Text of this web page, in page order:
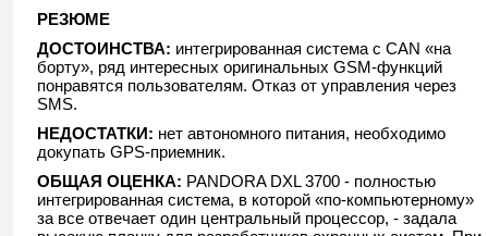
РЕЗЮМЕ
ДОСТОИНСТВА: интегрированная система с CAN «на
борту», ряд интересных оригинальных GSM-функций
понравятся пользователям. Отказ от управления через
SMS.
НЕДОСТАТКИ: нет автономного питания, необходимо
докупать GPS-приемник.
ОБЩАЯ ОЦЕНКА: PANDORA DXL 3700 - полностью
интегрированная система, в которой «по-компьютерному»
за все отвечает один центральный процессор, - задала